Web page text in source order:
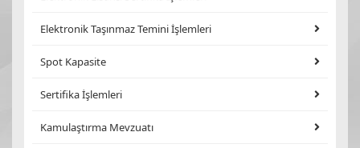
Elektronik Taşınmaz Temini İşlemleri
Spot Kapasite
Sertifika İşlemleri
Kamulaştırma Mevzuatı